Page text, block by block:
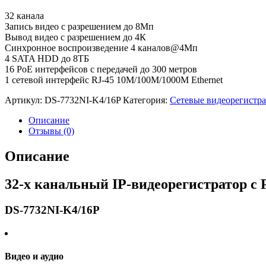
32 канала
Запись видео с разрешением до 8Мп
Вывод видео с разрешением до 4К
Синхронное воспроизведение 4 каналов@4Мп
4 SATA HDD до 8ТБ
16 PoE интерфейсов с передачей до 300 метров
1 сетевой интерфейс RJ-45 10M/100M/1000M Ethernet
Артикул: DS-7732NI-K4/16PКатегория: Сетевые
Описание
Отзывы (0)
Описание
32-х канальный IP-видеорегистратор с
DS-7732NI-K4/16P
Видео и аудио